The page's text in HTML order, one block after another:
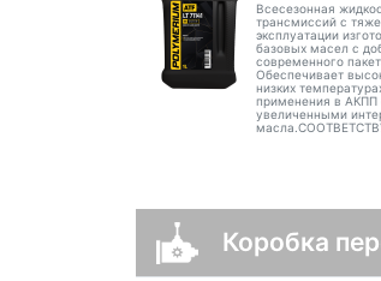
Всесезонная
трансмиссий с
эксплуатации
базовых масел с
современного
Обеспечивает
низких
применения в АКПП
увеличенными
Коробка